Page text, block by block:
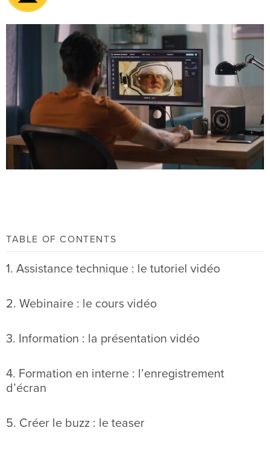
TABLE OF CONTENTS
1. Assistance technique : le tutoriel vidéo
2. Webinaire : le cours vidéo
3. Information : la présentation vidéo
4. Formation en interne : l’enregistrement
d’écran
5. Créer le buzz : le teaser